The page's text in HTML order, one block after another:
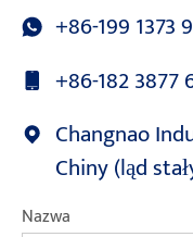
+86-199 1373
+86-182 3877
Changnao
Chiny (ląd
Nazwa